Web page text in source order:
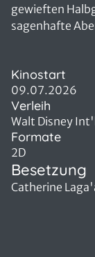
gewieften
sagenhafte
Kinostart
09.07.2026
Verleih
Walt Disney Int'l
Formate
2D
Besetzung
Catherine